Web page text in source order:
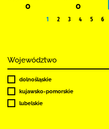
0 0
1 2 3 4 5 6
Województwo
dolnośląskie
kujawsko-pomorskie
lubelskie